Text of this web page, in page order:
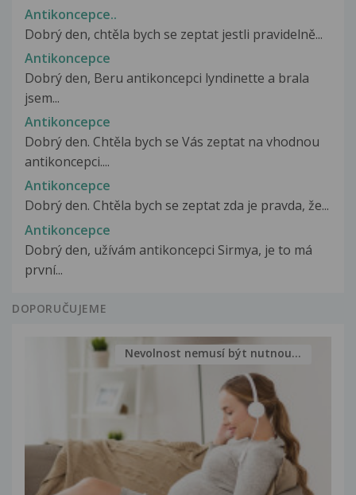
Antikoncepce..
Dobrý den, chtěla bych se zeptat jestli pravidelně...
Antikoncepce
Dobrý den, Beru antikoncepci lyndinette a brala
jsem...
Antikoncepce
Dobrý den. Chtěla bych se Vás zeptat na vhodnou
antikoncepci....
Antikoncepce
Dobrý den. Chtěla bych se zeptat zda je pravda, že...
Antikoncepce
Dobrý den, užívám antikoncepci Sirmya, je to má
první...
DOPORUČUJEME
Nevolnost nemusí být nutnou...